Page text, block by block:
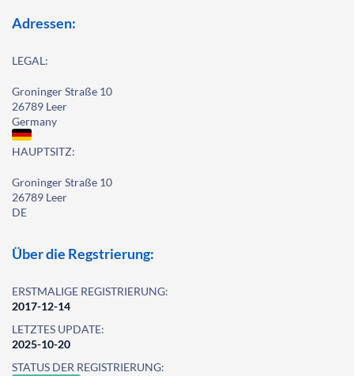
Adressen:
LEGAL:
Groninger Straße 10
26789 Leer
Germany
HAUPTSITZ:
Groninger Straße 10
26789 Leer
DE
Über die Regstrierung:
ERSTMALIGE REGISTRIERUNG:
2017-12-14
LETZTES UPDATE:
2025-10-20
STATUS DER REGISTRIERUNG: